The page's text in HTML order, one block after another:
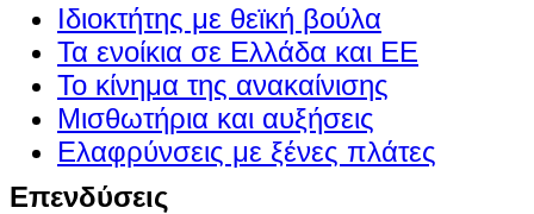
Ιδιοκτήτης με θεϊκή βούλα
Τα ενοίκια σε Ελλάδα και ΕΕ
Το κίνημα της ανακαίνισης
Μισθωτήρια και αυξήσεις
Ελαφρύνσεις με ξένες πλάτες
Επενδύσεις